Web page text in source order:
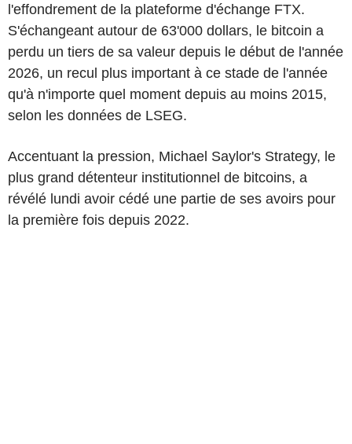
l'effondrement de la plateforme d'échange FTX.
S'échangeant autour de 63'000 dollars, le bitcoin a
perdu un tiers de sa valeur depuis le début de l'année
2026, un recul plus important à ce stade de l'année
qu'à n'importe quel moment depuis au moins 2015,
selon les données de LSEG.
Accentuant la pression, Michael Saylor's Strategy, le
plus grand détenteur institutionnel de bitcoins, a
révélé lundi avoir cédé une partie de ses avoirs pour
la première fois depuis 2022.